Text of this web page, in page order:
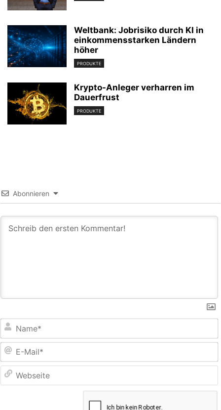
Weltbank: Jobrisiko durch KI in
einkommensstarken Ländern
höher
PRODUKTE
Krypto-Anleger verharren im
Dauerfrust
PRODUKTE
Abonnieren